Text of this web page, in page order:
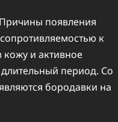
появления
к
и активное
период. Со
бородавки на